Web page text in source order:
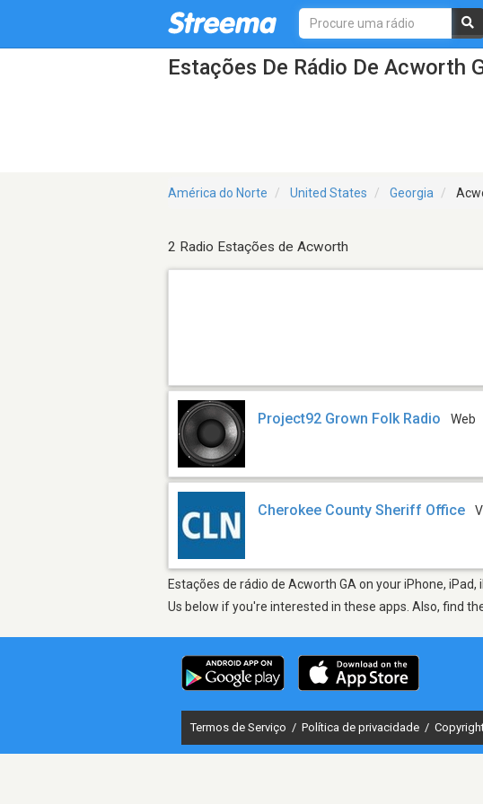
Estações De Rádio De Acworth
América do Norte United States Georgia
2 Radio Estações de Acworth
Project92 Grown Folk Radio Web
Cherokee County Sheriff Office
Estações de rádio de Acworth GA on your iPhone,
Us below if you're interested in these apps. Also, find
Termos de Serviço / Política de privacidade /